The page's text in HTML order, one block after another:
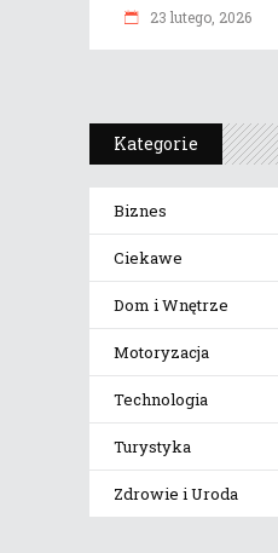
23 lutego, 2026
Kategorie
Biznes
Ciekawe
Dom i Wnętrze
Motoryzacja
Technologia
Turystyka
Zdrowie i Uroda